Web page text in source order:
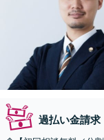
過払い金請求